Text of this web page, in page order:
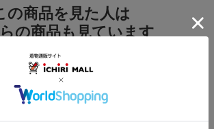
の商品を見た人は
の商品も見ています
注意事項
手元に届いてから30日以内であれば返品可能です。